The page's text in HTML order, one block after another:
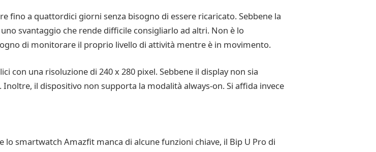
fino a quattordici giorni senza bisogno di essere ricaricato. Sebbene la
svantaggio che rende difficile consigliarlo ad altri. Non è lo
di monitorare il proprio livello di attività mentre è in movimento.
con una risoluzione di 240 x 280 pixel. Sebbene il display non sia
il dispositivo non supporta la modalità always-on. Si affida invece
smartwatch Amazfit manca di alcune funzioni chiave, il Bip U Pro di